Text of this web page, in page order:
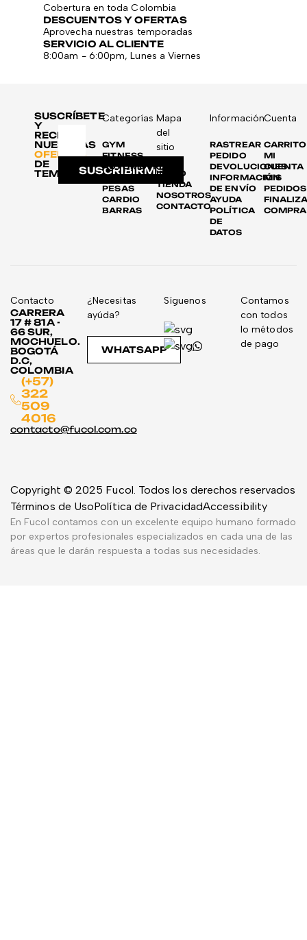
Cobertura en toda Colombia
DESCUENTOS Y OFERTAS
Aprovecha nuestras temporadas
SERVICIO AL CLIENTE
8:00am - 6:00pm, Lunes a Viernes
SUSCRÍBETE
Y
RECIBE
NUESTRAS
OFERTAS
DE
TEMPORADASUSCRIBIRME
Categorías
GYM
FITNESS
AUTOMOTRIZ
DISCOS
PESAS
CARDIO
BARRAS
Mapa
del
sitio
INICIO
TIENDA
NOSOTROS
CONTACTO
Información
RASTREAR
PEDIDO
DEVOLUCIONES
INFORMACIÓN
DE ENVÍO
AYUDA
POLÍTICA
DE
DATOS
Cuenta
CARRITO
MI
CUENTA
MIS
PEDIDOS
COMPRA
Contacto
CARRERA
17 # 81A -
66 SUR,
MOCHUELO.
BOGOTÁ
D.C,
COLOMBIA
(+57)
322
509
4016
contacto@fucol.com.co
¿Necesitas
ayúda?
WHATSAPP
Síguenos
Contamos
con todos
lo métodos
de pago
Copyright © 2025 Fucol. Todos los derechos reservados
Términos de UsoPolítica de PrivacidadAccessibility
En Fucol contamos con un excelente equipo humano formado
por expertos profesionales especializados en cada una de las
áreas que le darán respuesta a todas sus necesidades.